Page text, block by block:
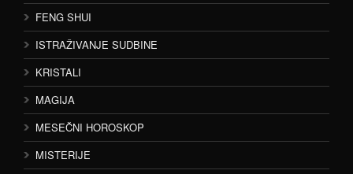
FENG SHUI
ISTRAŽIVANJE SUDBINE
KRISTALI
MAGIJA
MESEČNI HOROSKOP
MISTERIJE